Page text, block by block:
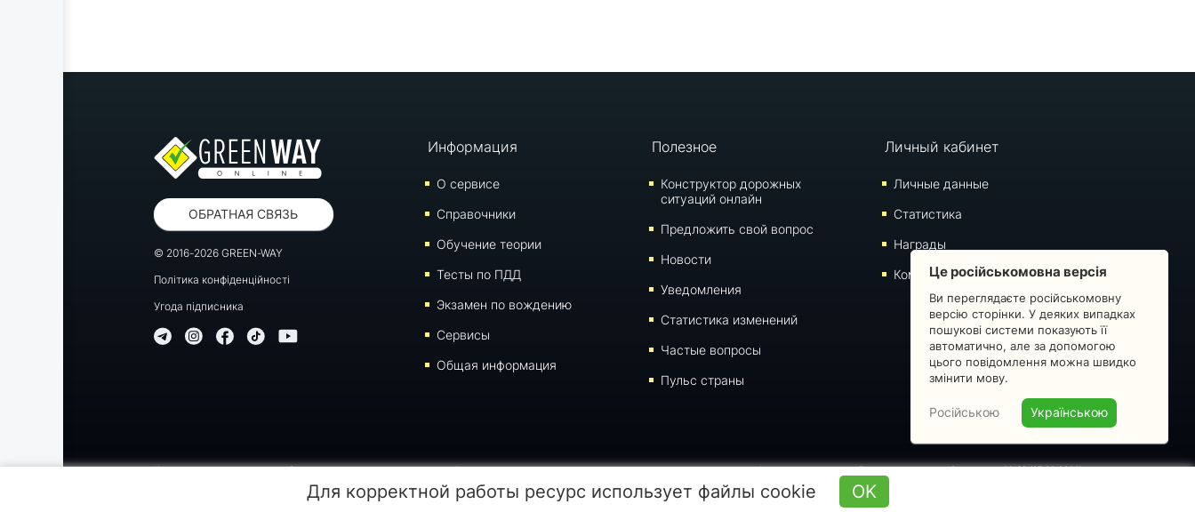
ОБРАТНАЯ СВЯЗЬ
© 2016-2026 GREEN-WAY
Політика конфіденційності
Угода підписника
Информация
О сервисе
Справочники
Обучение теории
Тесты по ПДД
Экзамен по вождению
Сервисы
Общая информация
Полезное
Конструктор дорожных
ситуаций онлайн
Предложить свой вопрос
Новости
Уведомления
Статистика изменений
Частые вопросы
Пульс страны
Личный кабинет
Личные данные
Статистика
Награды
Комментарии
Копирование, перепечатка либо использование материалов данной страницы для воспроизведения, переноса на другие носители информации запрещено. Время последнего обновления: 09:30 (07.08.2026)
Це російськомовна версія
Ви переглядаєте російськомовну
версію сторінки. У деяких випадках
пошукові системи показують її
автоматично, але за допомогою
цього повідомлення можна швидко
змінити мову.
Російською Українською
Для корректной работы ресурс использует файлы cookie OK